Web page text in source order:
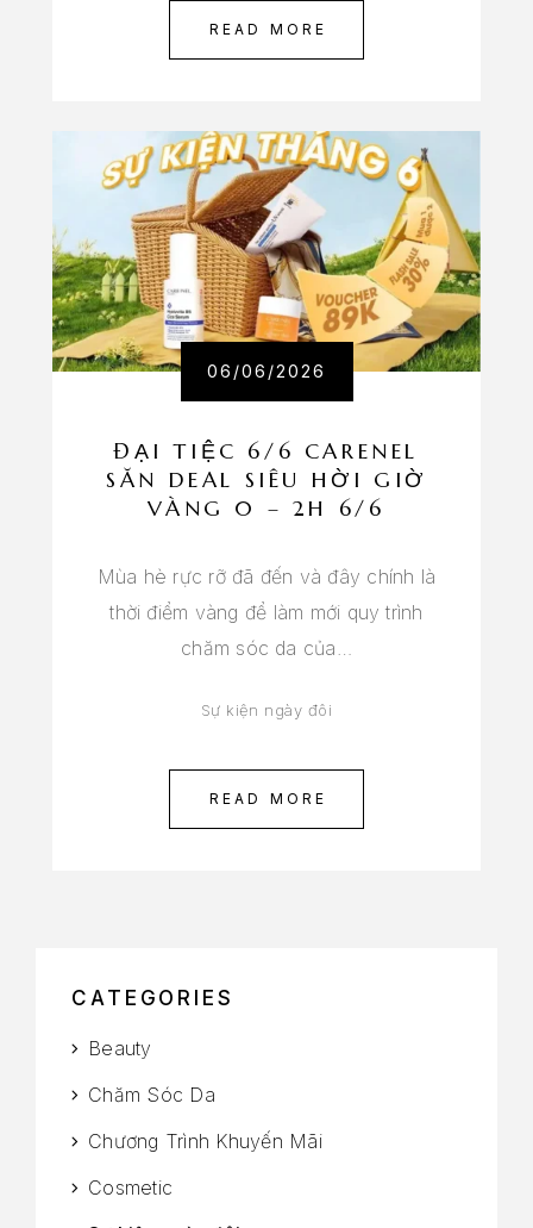
READ MORE
06/06/2026
ĐẠI TIỆC 6/6 CARENEL
SĂN DEAL SIÊU HỜI GIỜ
VÀNG 0 – 2H 6/6
Mùa hè rực rỡ đã đến và đây chính là
thời điểm vàng để làm mới quy trình
chăm sóc da của…
Sự kiện ngày đôi
READ MORE
CATEGORIES
Beauty
Chăm Sóc Da
Chương Trình Khuyến Mãi
Cosmetic